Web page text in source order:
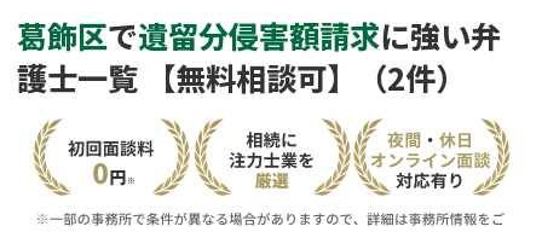
東京都
事務所 1191
件
相談内容で探す
葛飾区で遺留分侵害額請求に強い弁
護士一覧 【無料相談可】（2件）